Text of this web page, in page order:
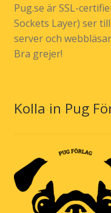
Pug.se är SSL-
Sockets Layer) ser
server och
Bra grejer!
Kolla in Pug